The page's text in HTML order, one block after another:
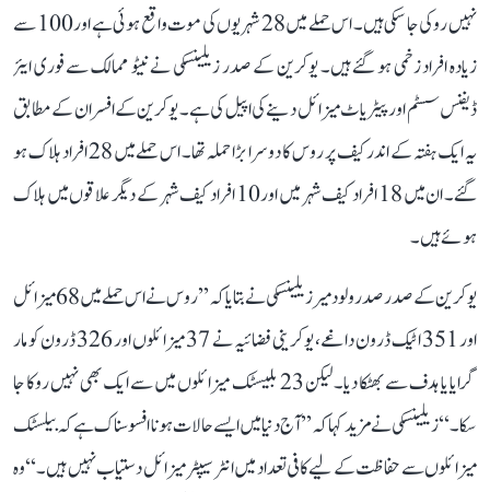
نہیں روکی جا سکی ہیں۔ اس حملے میں 28 شہریوں کی موت واقع ہوئی ہے اور 100 سے
زیادہ افراد زخمی ہو گئے ہیں۔ یوکرین کے صدر زیلینسکی نے نیٹو ممالک سے فوری ایئر
ڈیفنس سسٹم اور پیٹریاٹ میزائل دینے کی اپیل کی ہے۔ یوکرین کے افسران کے مطابق
یہ ایک ہفتہ کے اندر کیف پر روس کا دوسرا بڑا حملہ تھا۔ اس حملے میں 28 افراد ہلاک ہو
گئے۔ ان میں 18 افراد کیف شہر میں اور 10 افراد کیف شہر کے دیگر علاقوں میں ہلاک
ہوئے ہیں۔
یوکرین کے صدر صدر ولودمیر زیلینسکی نے بتایا کہ ’’روس نے اس حملے میں 68 میزائل
اور 351 اٹیک ڈرون داغے، یوکرینی فضائیہ نے 37 میزائلوں اور 326 ڈرون کو مار
گرایا یا ہدف سے بھٹکا دیا۔ لیکن 23 بلیسٹک میزائلوں میں سے ایک بھی نہیں روکا جا
سکا۔‘‘ زیلینسکی نے مزید کہا کہ ’’آج دنیا میں ایسے حالات ہونا افسوسناک ہے کہ بیلسٹک
میزائلوں سے حفاظت کے لیے کافی تعداد میں انٹرسیپٹر میزائل دستیاب نہیں ہیں۔‘‘ وہ